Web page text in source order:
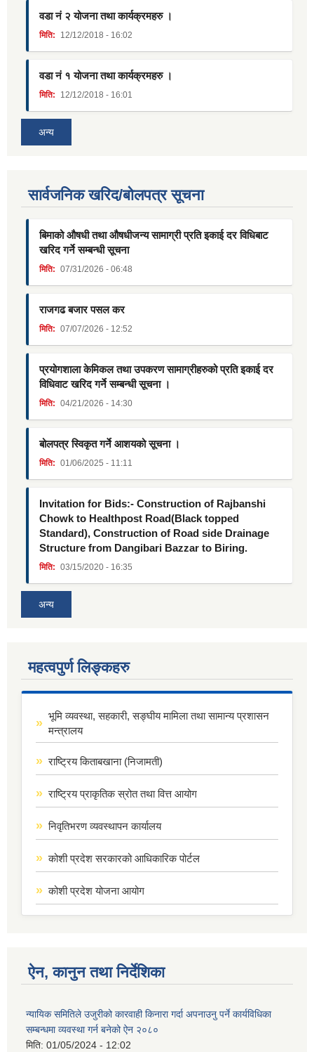
वडा नं २ योजना तथा कार्यक्रमहरु ।
मिति: 12/12/2018 - 16:02
वडा नं १ योजना तथा कार्यक्रमहरु ।
मिति: 12/12/2018 - 16:01
अन्य
सार्वजनिक खरिद/बोलपत्र सूचना
बिमाको औषधी तथा औषधीजन्य सामाग्री प्रति इकाई दर विधिबाट
खरिद गर्ने सम्बन्धी सूचना
मिति: 07/31/2026 - 06:48
राजगढ बजार पसल कर
मिति: 07/07/2026 - 12:52
प्रयोगशाला केमिकल तथा उपकरण सामाग्रीहरुको प्रति इकाई दर
विधिवाट खरिद गर्ने सम्बन्धी सूचना ।
मिति: 04/21/2026 - 14:30
बोलपत्र स्विकृत गर्ने आशयको सूचना ।
मिति: 01/06/2025 - 11:11
Invitation for Bids:- Construction of Rajbanshi
Chowk to Healthpost Road(Black topped
Standard), Construction of Road side Drainage
Structure from Dangibari Bazzar to Biring.
मिति: 03/15/2020 - 16:35
अन्य
महत्वपुर्ण लिङ्कहरु
भूमि व्यवस्था, सहकारी, सङ्घीय मामिला तथा सामान्य प्रशासन
मन्त्रालय
राष्ट्रिय किताबखाना (निजामती)
राष्ट्रिय प्राकृतिक स्रोत तथा वित्त आयोग
निवृतिभरण व्यवस्थापन कार्यालय
कोशी प्रदेश सरकारको आधिकारिक पोर्टल
कोशी प्रदेश योजना आयोग
ऐन, कानुन तथा निर्देशिका
न्यायिक समितिले उजुरीको कारवाही किनारा गर्दा अपनाउनु पर्ने कार्यविधिका
सम्बन्धमा व्यवस्था गर्न बनेको ऐन २०८०
मिति: 01/05/2024 - 12:02